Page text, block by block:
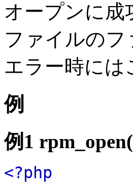
オープンに成
ファイルの
エラー時に
例
例1
<?php